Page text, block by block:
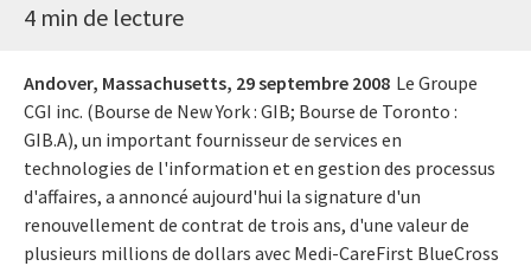
4 min de lecture
Andover, Massachusetts, 29 septembre 2008 Le Groupe
CGI inc. (Bourse de New York : GIB; Bourse de Toronto :
GIB.A), un important fournisseur de services en
technologies de l'information et en gestion des processus
d'affaires, a annoncé aujourd'hui la signature d'un
renouvellement de contrat de trois ans, d'une valeur de
plusieurs millions de dollars avec Medi-CareFirst BlueCross